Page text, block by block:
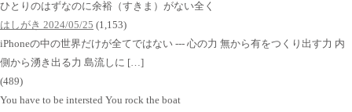
ひとりのはずなのに余裕（すきま）がない全く
はしがき 2024/05/25 (1,153)
iPhoneの中の世界だけが全てではない --- 心の力 無から有をつくり出す力 内
側から湧き出る力 島流しに […]
(489)
You have to be intersted You rock the boat